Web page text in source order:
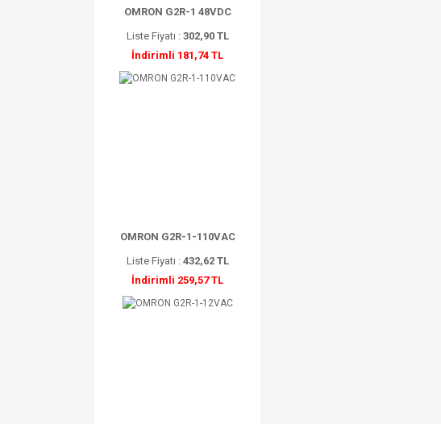
OMRON G2R-1 48VDC
Liste Fiyatı : 302,90 TL
İndirimli 181,74 TL
OMRON G2R-1-110VAC
Liste Fiyatı : 432,62 TL
İndirimli 259,57 TL